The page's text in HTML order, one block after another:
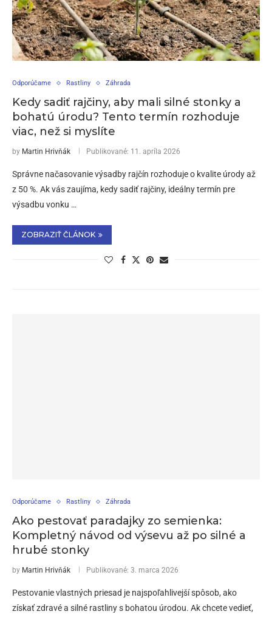
Odporúčame Rastliny Záhrada
Kedy sadiť rajčiny, aby mali silné stonky a
bohatú úrodu? Tento termín rozhoduje
viac, než si myslíte
by Martin Hrivňák Publikované: 11. apríla 2026
Správne načasovanie výsadby rajčín rozhoduje o kvalite úrody až
z 50 %. Ak vás zaujíma, kedy sadiť rajčiny, ideálny termín pre
výsadbu vonku …
ZOBRAZIŤ ČLÁNOK
Odporúčame Rastliny Záhrada
Ako pestovať paradajky zo semienka:
Kompletný návod od výsevu až po silné a
hrubé stonky
by Martin Hrivňák Publikované: 3. marca 2026
Pestovanie vlastných priesad je najspoľahlivejší spôsob, ako
získať zdravé a silné rastliny s bohatou úrodou. Ak chcete vedieť,